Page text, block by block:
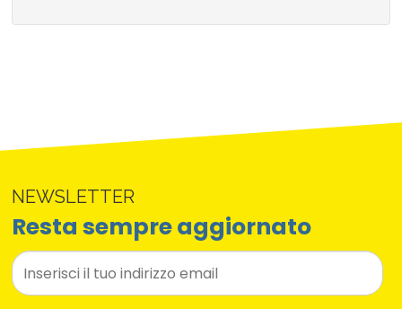
NEWSLETTER
Resta sempre aggiornato